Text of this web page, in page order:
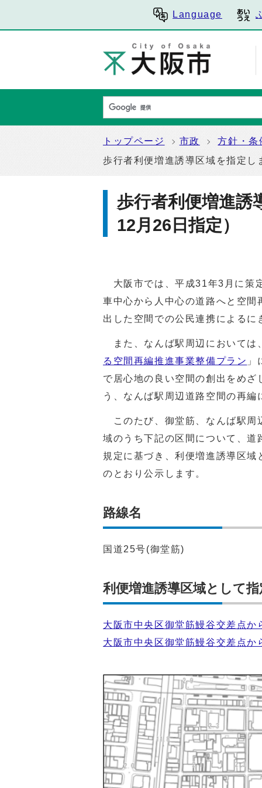
Language
トップページ 市政
方針・条
歩行者利便増進誘導区域を指定
歩行者利便増進誘
12月26日指定）
大阪市では、平成31年3月に策
車中心から人中心の道路へと空
出した空間での公民連携による
また、なんば駅周辺においては
る空間再編推進事業整備プラン
で居心地の良い空間の創出をめ
う、なんば駅周辺道路空間の再編
このたび、御堂筋、なんば駅周
域のうち下記の区間について、
規定に基づき、利便増進誘導区
のとおり公示します。
路線名
国道25号(御堂筋)
利便増進誘導区域として
大阪市中央区御堂筋鰻谷交差点
大阪市中央区御堂筋鰻谷交差点